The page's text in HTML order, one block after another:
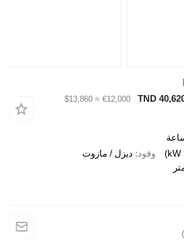
€12,000
≈ $13,860
وقود ديزل / مازوت